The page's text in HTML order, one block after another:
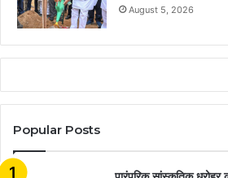
August 5, 2026
Popular Posts